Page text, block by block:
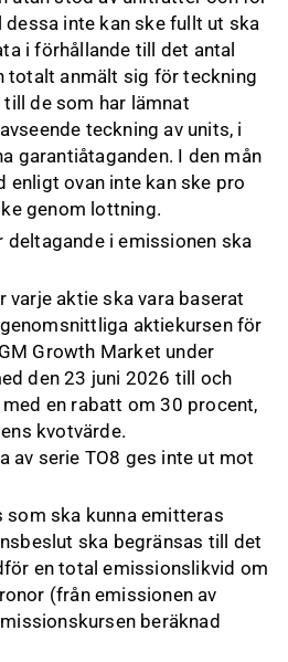
inte kan ske fullt ut ska
i förhållande till det antal
totalt anmält sig för teckning
till de som har lämnat
teckning av units, i
garantiåtaganden. I den mån
enligt ovan inte kan ske pro
genom lottning.
i emissionen ska
varje aktie ska vara baserat
aktiekursen för
Growth Market under
den 23 juni 2026 till och
en rabatt om 30 procent,
kvotvärde.
av serie TO8 ges inte ut mot
ska kunna emitteras
ska begränsas till det
en total emissionslikvid om
(från emissionen av
beräknad